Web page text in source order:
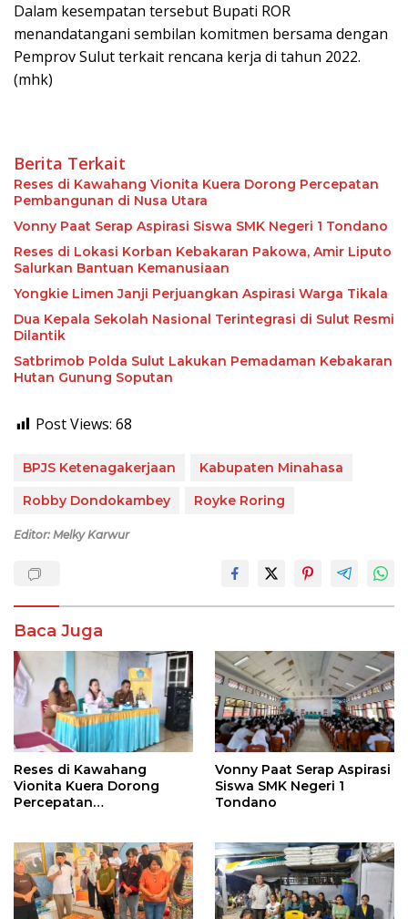
Dalam kesempatan tersebut Bupati ROR
menandatangani sembilan komitmen bersama dengan
Pemprov Sulut terkait rencana kerja di tahun 2022.
(mhk)
Berita Terkait
Reses di Kawahang Vionita Kuera Dorong Percepatan
Pembangunan di Nusa Utara
Vonny Paat Serap Aspirasi Siswa SMK Negeri 1 Tondano
Reses di Lokasi Korban Kebakaran Pakowa, Amir Liputo
Salurkan Bantuan Kemanusiaan
Yongkie Limen Janji Perjuangkan Aspirasi Warga Tikala
Dua Kepala Sekolah Nasional Terintegrasi di Sulut Resmi
Dilantik
Satbrimob Polda Sulut Lakukan Pemadaman Kebakaran
Hutan Gunung Soputan
Post Views: 68
BPJS Ketenagakerjaan
Kabupaten Minahasa
Robby Dondokambey
Royke Roring
Editor: Melky Karwur
Baca Juga
Reses di Kawahang
Vionita Kuera Dorong
Percepatan
Vonny Paat Serap Aspirasi
Siswa SMK Negeri 1
Tondano